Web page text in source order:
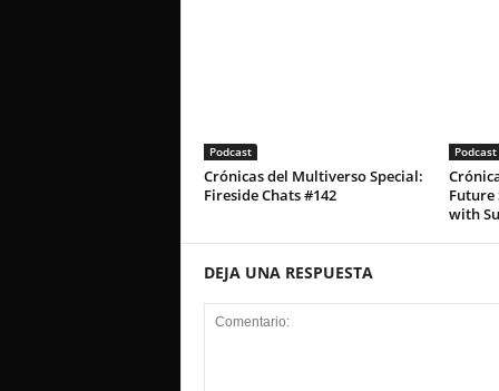
Podcast
Crónicas del Multiverso Special:
Fireside Chats #142
Podcast
Future
with
DEJA UNA RESPUESTA